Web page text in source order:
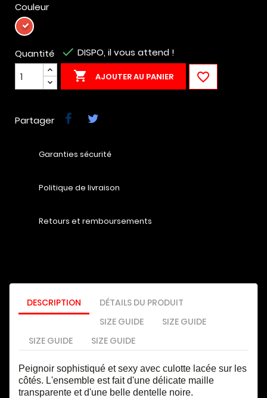
Couleur
Rouge
Quantité
 AJOUTER AU PANIER
 DISPO, il vous attend !

Partager
Garanties sécurité
Politique de livraison
Retours et remboursements
DESCRIPTION
DÉTAILS DU PRODUIT
SIZE GUIDE
SIZE GUIDE
SIZE GUIDE
SIZE GUIDE
Peignoir sophistiqué et sexy avec culotte lacée sur les
côtés. L'ensemble est fait d'une délicate maille
transparente et d'une belle dentelle noire.